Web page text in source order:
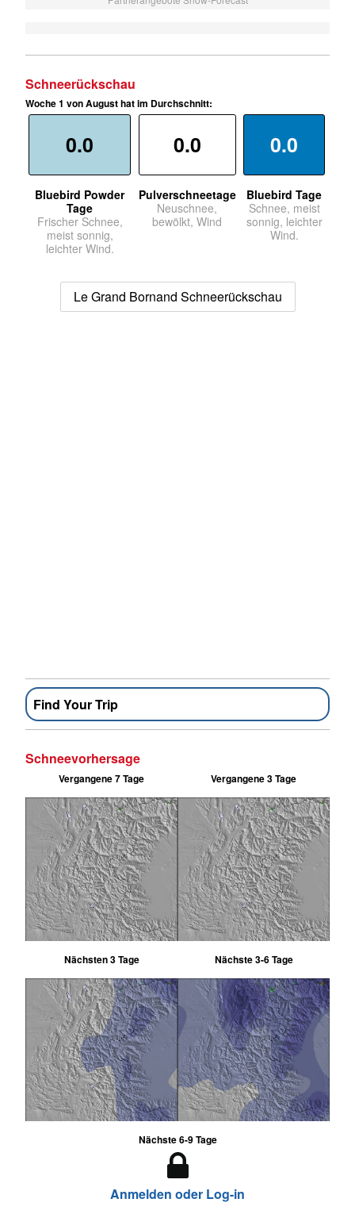
Schneerückschau
Woche 1 von August hat im Durchschnitt:
0.0
Bluebird Powder
Tage
Frischer Schnee,
meist sonnig,
leichter Wind.
0.0
Pulverschneetage
Neuschnee,
bewölkt, Wind
0.0
Bluebird Tage
Schnee, meist
sonnig, leichter
Wind.
Le Grand Bornand Schneerückschau
Find Your Trip
Schneevorhersage
Vergangene 7 Tage Vergangene 3 Tage
Nächsten 3 Tage Nächste 3-6 Tage
Nächste 6-9 Tage
Anmelden oder Log-in